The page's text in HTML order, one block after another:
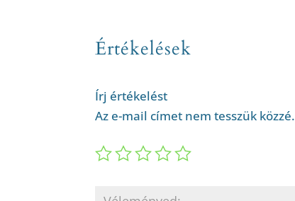
Értékelések
Írj értékelést
Az e-mail címet nem tesszük közzé.